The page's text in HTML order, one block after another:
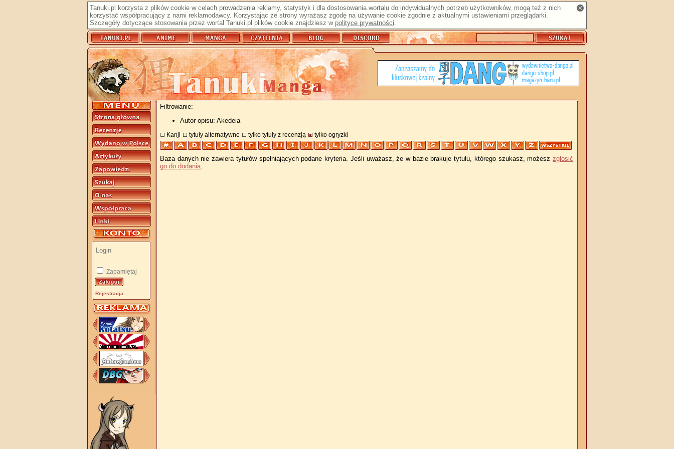
Tanuki.pl korzysta z plików cookie w celach prowadzenia reklamy, statystyk i dla dostosowania wortalu do indywidualnych potrzeb użytkowników, mogą też z nich
korzystać współpracujący z nami reklamodawcy. Korzystając ze strony wyrażasz zgodę na używanie cookie zgodnie z aktualnymi ustawieniami przeglądarki.
Szczegóły dotyczące stosowania przez wortal Tanuki.pl plików cookie znajdziesz w polityce prywatności.
Zapamiętaj
Rejestracja
Filtrowanie:
Autor opisu: Akedeia
Kanji tytuły alternatywne tylko tytuły z recenzją tylko ogryzki
Baza danych nie zawiera tytułów spełniających podane kryteria. Jeśli uważasz, że w bazie brakuje tytułu, którego szukasz, możesz zgłosić
go do dodania.